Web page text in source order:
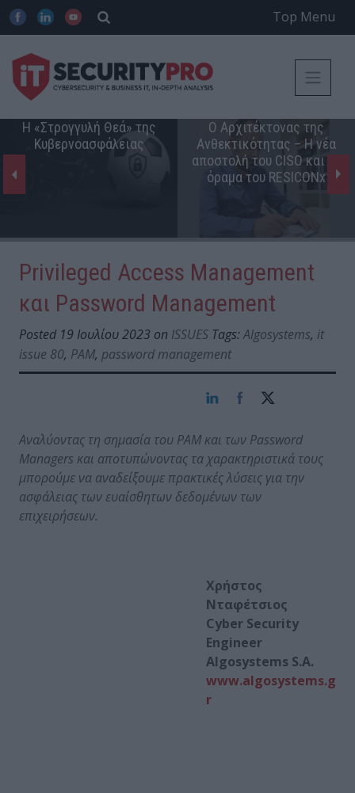
Top Menu
Η «Στρογγυλή Θεά» της
Κυβερνοασφάλειας
Ο Αρχιτέκτονας της
Ανθεκτικότητας – Η νέα
αποστολή του CISO και το
όραμα του RESICONx
Privileged Access Management
και Password Management
Posted 19 Ιουλίου 2023 on ISSUES Tags:Algosystems, it
issue 80, PAM, password management
Αναλύοντας τη σημασία του PAM και των Password
Managers και αποτυπώνοντας τα χαρακτηριστικά τους
μπορούμε να αναδείξουμε πρακτικές λύσεις για την
ασφάλειας των ευαίσθητων δεδομένων των
επιχειρήσεων.
Χρήστος
Νταφέτσιος
Cyber Security
Engineer
Algosystems S.A.
www.algosystems.g
r